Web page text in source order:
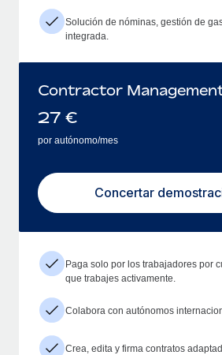
Solución de nóminas, gestión de
integrada.
Contractor
27 €
por autónomo/mes
Concertar
Paga solo por los trabajadores por
que trabajes activamente.
Colabora con autónomos
Crea, edita y firma contratos